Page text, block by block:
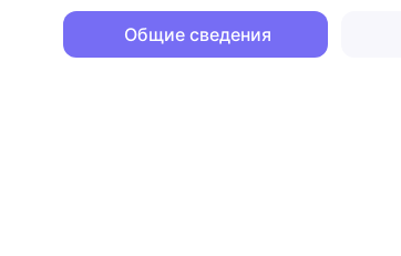
Общие сведения